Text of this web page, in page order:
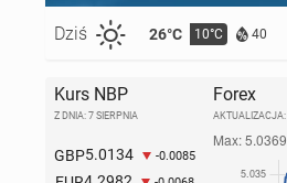
Dziś 26°C 10°C 40
Kurs NBP
Z DNIA: 7 SIERPNIA
GBP5.0134 -0.0085
Forex
AKTUALIZACJA: